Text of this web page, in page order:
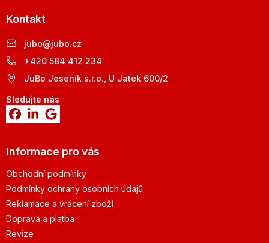
Kontakt
jubo@jubo.cz
+420 584 412 234
JuBo Jeseník s.r.o., U Jatek 600/2
Sledujte nás
Informace pro vás
Obchodní podmínky
Podmínky ochrany osobních údajů
Reklamace a vrácení zboží
Doprava a platba
Revize